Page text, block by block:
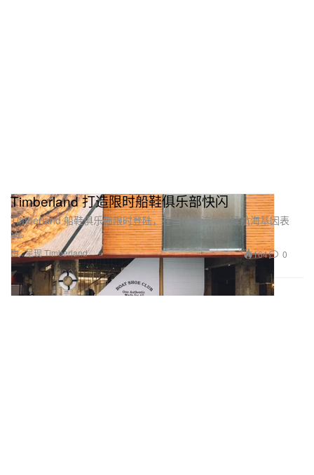
Timberland 打造限时船鞋俱乐部快闪
Timberland 船鞋俱乐部限时登陆，在当代潮流中延续航海基因表
达。
由...呈现 Timberland 164 0